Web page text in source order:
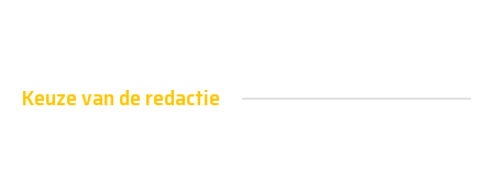
Keuze van de redactie